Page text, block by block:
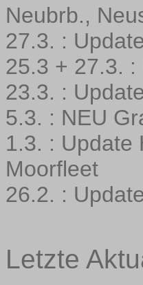
Neubrb.,
27.3. :
25.3 + 27.3.
23.3. :
5.3. : NEU
1.3. : Update
Moorfleet
26.2. :
Letzte